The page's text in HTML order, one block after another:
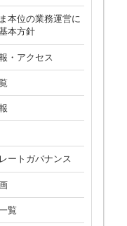
本位の業務運営に
本方針
・アクセス
ートガバナンス
覧